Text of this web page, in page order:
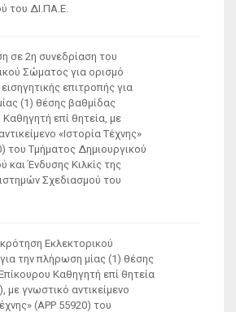
του ΔΙ.ΠΑ.Ε.
σε 2η συνεδρίαση του
Σώματος για ορισμό
επιτροπής για
(1) θέσης βαθμίδας
επί θητεία, με
«Ιστορία Τέχνης»
του Τμήματος Δημιουργικού
και Ένδυσης Κιλκίς της
Σχεδιασμού του
Εκλεκτορικού
την πλήρωση μίας (1) θέσης
Καθηγητή επί θητεία
με γνωστικό αντικείμενο
(ΑΡΡ 55920) του